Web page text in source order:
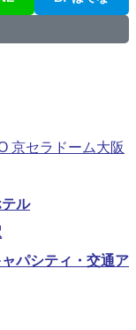
京セラドーム大阪
ル
ャパシティ・交通ア